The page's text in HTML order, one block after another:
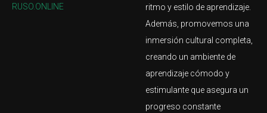
RUSO.ONLINE
ritmo y estilo de aprendizaje.
Además, promovemos una
inmersión cultural completa,
creando un ambiente de
aprendizaje cómodo y
estimulante que asegura un
progreso constante​